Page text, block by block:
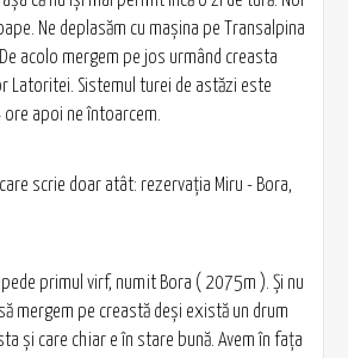
Ne deplasăm cu maşina pe Transalpina
acolo mergem pe jos urmând creasta
Latoritei. Sistemul turei de astăzi este
apoi ne întoarcem.
scrie doar atât: rezervaţia Miru - Bora,
primul virf, numit Bora ( 2075m ). Şi nu
mergem pe creastă deşi există un drum
şi care chiar e în stare bună. Avem în faţa